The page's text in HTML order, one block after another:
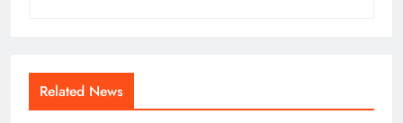
Related News